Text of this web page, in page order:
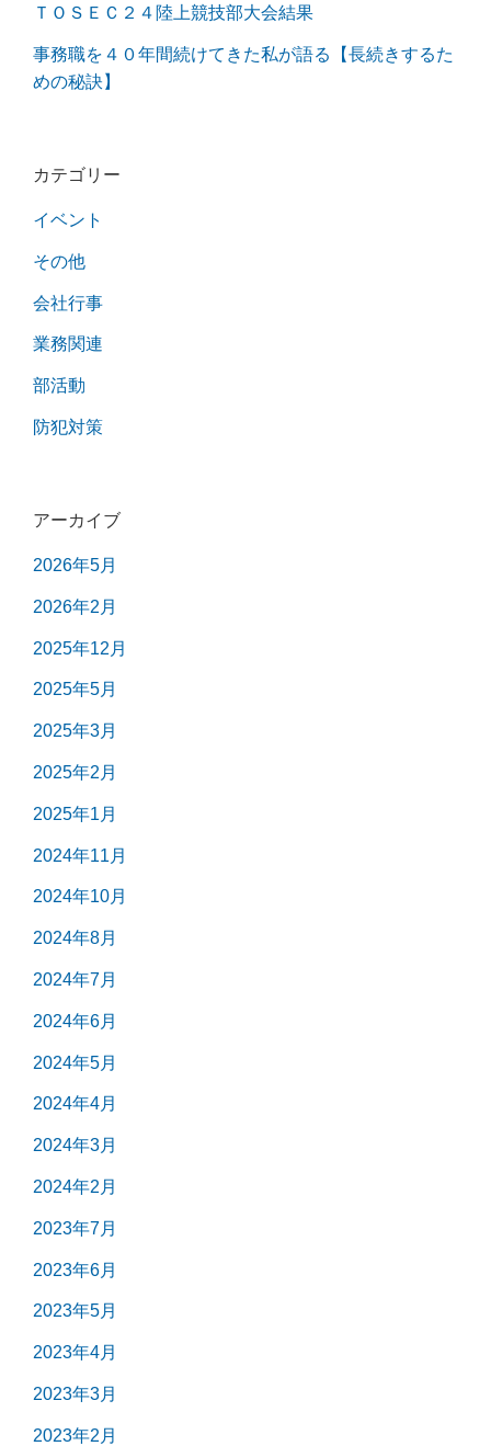
ＴＯＳＥＣ２４陸上競技部大会結果
事務職を４０年間続けてきた私が語る【長続きするた
めの秘訣】
カテゴリー
イベント
その他
会社行事
業務関連
部活動
防犯対策
アーカイブ
2026年5月
2026年2月
2025年12月
2025年5月
2025年3月
2025年2月
2025年1月
2024年11月
2024年10月
2024年8月
2024年7月
2024年6月
2024年5月
2024年4月
2024年3月
2024年2月
2023年7月
2023年6月
2023年5月
2023年4月
2023年3月
2023年2月